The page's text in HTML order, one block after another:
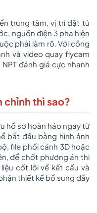
trung tâm, vị trí đặt tủ
nguồn điện 3 pha hiện
phải làm rõ. Với công
và video quay flycam
đánh giá cực nhanh
chỉnh thì sao?
hồ sơ hoàn hảo ngay từ
bắt đầu bằng hình ảnh
file phối cảnh 3D hoặc
để chốt phương án thi
cốt lõi về kết cấu và
thiết kế bổ sung đầy